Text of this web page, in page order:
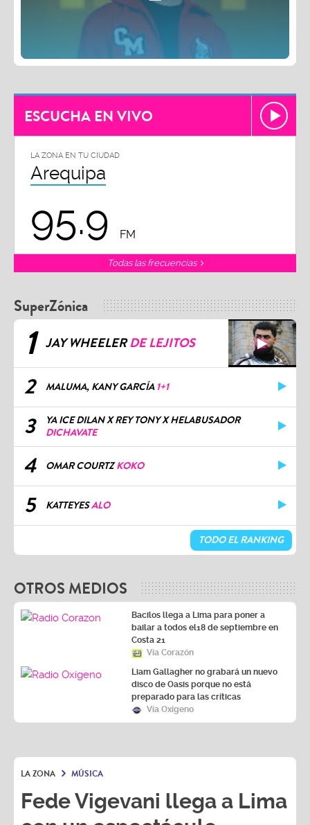
ESCUCHA EN VIVO
LA ZONA EN TU CIUDAD
Arequipa
95.9 FM
Todas las frecuencias
SuperZónica
1 JAY WHEELERDE LEJITOS
2 MALUMA, KANY GARCÍA 1+1
3
YA ICE DILAN X REY TONY X HELABUSADOR
DICHAVATE
4 OMAR COURTZKOKO
5 KATTEYESALO
TODO EL RANKING
OTROS MEDIOS
Bacilos llega a Lima para poner a
bailar a todos el18 de septiembre en
Costa 21
Vía Corazón
Liam Gallagher no grabará un nuevo
disco de Oasis porque no está
preparado para las críticas
Vía Oxígeno
LA ZONA MÚSICA
Fede Vigevani llega a Lima